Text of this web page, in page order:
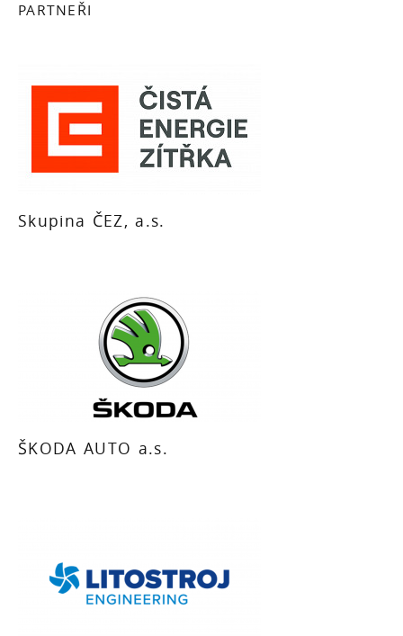
PARTNEŘI
Skupina ČEZ, a.s.
ŠKODA AUTO a.s.